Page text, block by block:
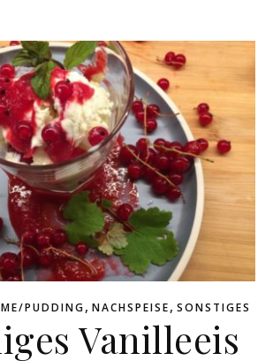
PUDDING, NACHSPEISE, SONSTIGES
Vanilleeis